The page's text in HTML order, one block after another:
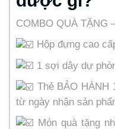
COMBO QUÀ TẶNG
Hộp đựng cao
1 sợi dây dự
Thẻ BẢO HÀNH
từ ngày nhận sản
Món quà tặng